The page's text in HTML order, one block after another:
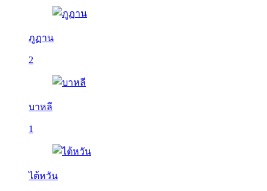
ภูฏาน
2
บาหลี
1
ไต้หวัน